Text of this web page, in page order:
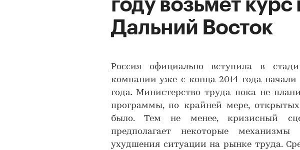
году возьмет курс
Дальний Восток
Россия официально вступила в
компании уже с конца 2014 года
года. Министерство труда пока не
программы, по крайней мере,
было. Тем не менее, кризисный
предполагает некоторые
ухудшения ситуации на рынке труда.